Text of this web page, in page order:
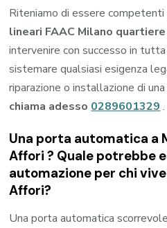
Riteniamo di essere competenti
lineari FAAC Milano
intervenire con successo in
sistemare qualsiasi esigenza
riparazione o installazione di una
chiama adesso0289601329.
Una porta automatica a
Affori ? Quale potrebbe
automazione per chi
Affori?
Una porta automatica